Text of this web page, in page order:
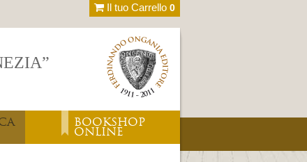
Il tuo Carrello 0
BOOKSHOP
ONLINE